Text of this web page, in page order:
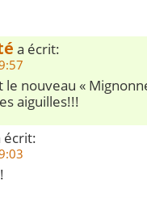
a écrit:
le nouveau «
aiguilles!!!
écrit: